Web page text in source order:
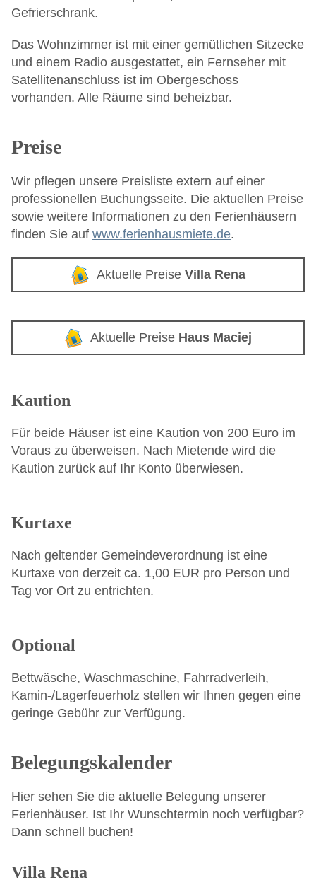
Gefrierschrank.
Das Wohnzimmer ist mit einer gemütlichen Sitzecke
und einem Radio ausgestattet, ein Fernseher mit
Satellitenanschluss ist im Obergeschoss
vorhanden. Alle Räume sind beheizbar.
Preise
Wir pflegen unsere Preisliste extern auf einer
professionellen Buchungsseite. Die aktuellen Preise
sowie weitere Informationen zu den Ferienhäusern
finden Sie auf www.ferienhausmiete.de.
Aktuelle Preise Villa Rena
Aktuelle Preise Haus Maciej
Kaution
Für beide Häuser ist eine Kaution von 200 Euro im
Voraus zu überweisen. Nach Mietende wird die
Kaution zurück auf Ihr Konto überwiesen.
Kurtaxe
Nach geltender Gemeindeverordnung ist eine
Kurtaxe von derzeit ca. 1,00 EUR pro Person und
Tag vor Ort zu entrichten.
Optional
Bettwäsche, Waschmaschine, Fahrradverleih,
Kamin-/Lagerfeuerholz stellen wir Ihnen gegen eine
geringe Gebühr zur Verfügung.
Belegungskalender
Hier sehen Sie die aktuelle Belegung unserer
Ferienhäuser. Ist Ihr Wunschtermin noch verfügbar?
Dann schnell buchen!
Villa Rena